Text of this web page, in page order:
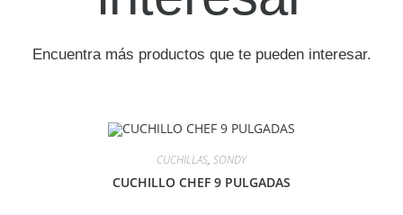
Encuentra más productos que te pueden interesar.
CUCHILLAS, SONDY
CUCHILLO CHEF 9 PULGADAS